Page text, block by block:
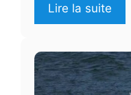
Lire la suite